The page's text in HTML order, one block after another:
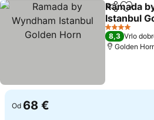
Deli
Ramada
Istanbul
Pogledaj
4 Zvezdice
8,3 Vrlo
Golden
Od 68 €